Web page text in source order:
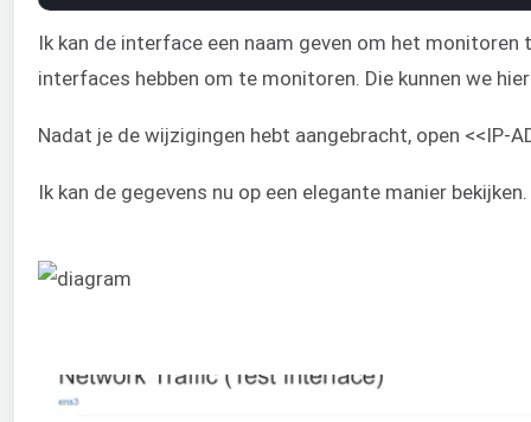
Ik kan de interface een naam geven om het monitoren
interfaces hebben om te monitoren. Die kunnen we
Nadat je de wijzigingen hebt aangebracht, open <<IP-
Ik kan de gegevens nu op een elegante manier bekijken.